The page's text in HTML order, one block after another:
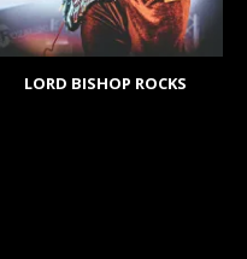
LORD BISHOP ROCKS